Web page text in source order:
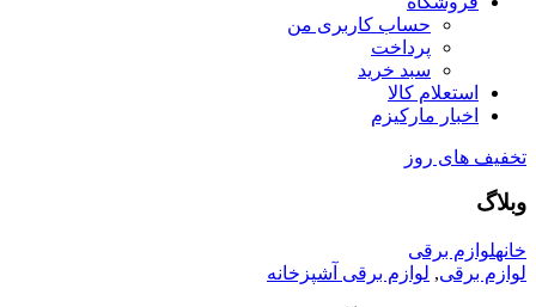
حساب کاربری من
پرداخت
سبد خرید
استعلام کالا
اخبار مارکیزم
تخفیف های روز
وبلاگ
خانهلوازم برقی
لوازم برقی, لوازم برقی آشپزخانه